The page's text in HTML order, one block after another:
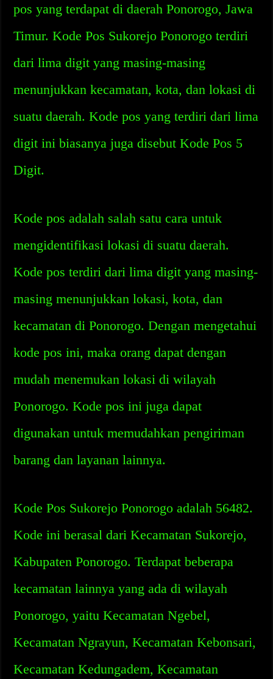
pos yang terdapat di daerah Ponorogo, Jawa
Timur. Kode Pos Sukorejo Ponorogo terdiri
dari lima digit yang masing-masing
menunjukkan kecamatan, kota, dan lokasi di
suatu daerah. Kode pos yang terdiri dari lima
digit ini biasanya juga disebut Kode Pos 5
Digit.
Kode pos adalah salah satu cara untuk
mengidentifikasi lokasi di suatu daerah.
Kode pos terdiri dari lima digit yang masing-
masing menunjukkan lokasi, kota, dan
kecamatan di Ponorogo. Dengan mengetahui
kode pos ini, maka orang dapat dengan
mudah menemukan lokasi di wilayah
Ponorogo. Kode pos ini juga dapat
digunakan untuk memudahkan pengiriman
barang dan layanan lainnya.
Kode Pos Sukorejo Ponorogo adalah 56482.
Kode ini berasal dari Kecamatan Sukorejo,
Kabupaten Ponorogo. Terdapat beberapa
kecamatan lainnya yang ada di wilayah
Ponorogo, yaitu Kecamatan Ngebel,
Kecamatan Ngrayun, Kecamatan Kebonsari,
Kecamatan Kedungadem, Kecamatan